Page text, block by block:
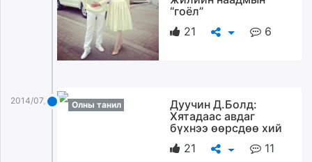
unegui.mn
unread.today
“гоёл”
21
6
2014/07/13 Олны танил
Дуучин Д.Болд:
Хятадаас авдаг
бүхнээ өөрсдөө хий
21
11